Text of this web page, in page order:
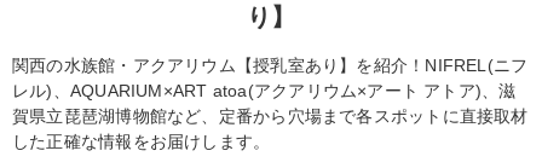
り】
関西の水族館・アクアリウム【授乳室あり】を紹介！NIFREL(ニフ
レル)、AQUARIUM×ART atoa(アクアリウム×アート アトア)、滋
賀県立琵琶湖博物館など、定番から穴場まで各スポットに直接取材
した正確な情報をお届けします。